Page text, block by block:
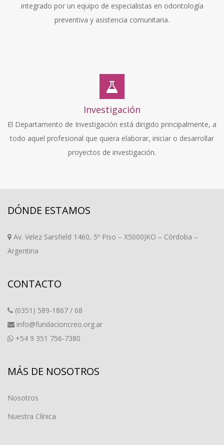
integrado por un equipo de especialistas en odontología
preventiva y asistencia comunitaria.
Investigación
El Departamento de Investigación está dirigido principalmente, a
todo aquel profesional que quiera elaborar, iniciar o desarrollar
proyectos de investigación.
DÓNDE ESTAMOS
Av. Velez Sarsfield 1460, 5º Piso – X5000JKO – Córdoba –
Argentina
CONTACTO
(0351) 589-1867 / 68
info@fundacioncreo.org.ar
+54 9 351 756-7380
MÁS DE NOSOTROS
Nosotros
Nuestra Clínica